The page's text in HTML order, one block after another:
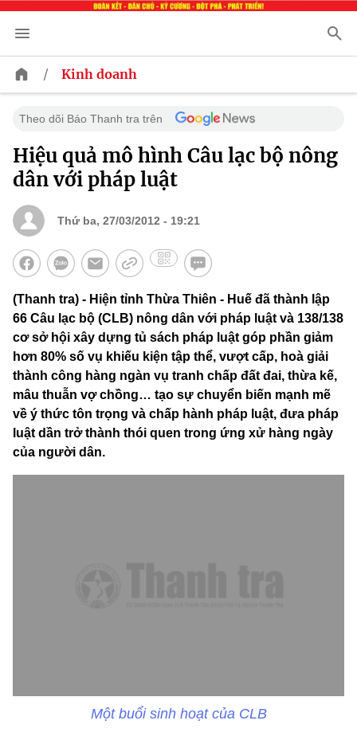
/ Kinh doanh
Theo dõi Báo Thanh tra trên
Hiệu quả mô hình Câu lạc bộ nông
dân với pháp luật
Thứ ba, 27/03/2012 - 19:21
(Thanh tra) - Hiện tỉnh Thừa Thiên - Huế đã thành lập
66 Câu lạc bộ (CLB) nông dân với pháp luật và 138/138
cơ sở hội xây dựng tủ sách pháp luật góp phần giảm
hơn 80% số vụ khiếu kiện tập thể, vượt cấp, hoà giải
thành công hàng ngàn vụ tranh chấp đất đai, thừa kế,
mâu thuẫn vợ chồng… tạo sự chuyển biến mạnh mẽ
về ý thức tôn trọng và chấp hành pháp luật, đưa pháp
luật dần trở thành thói quen trong ứng xử hàng ngày
của người dân.
Một buổi sinh hoạt của CLB